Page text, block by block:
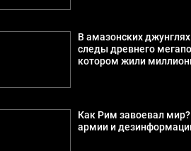
В амазонских
следы древнего
котором жили
Как Рим завоевал
армии и